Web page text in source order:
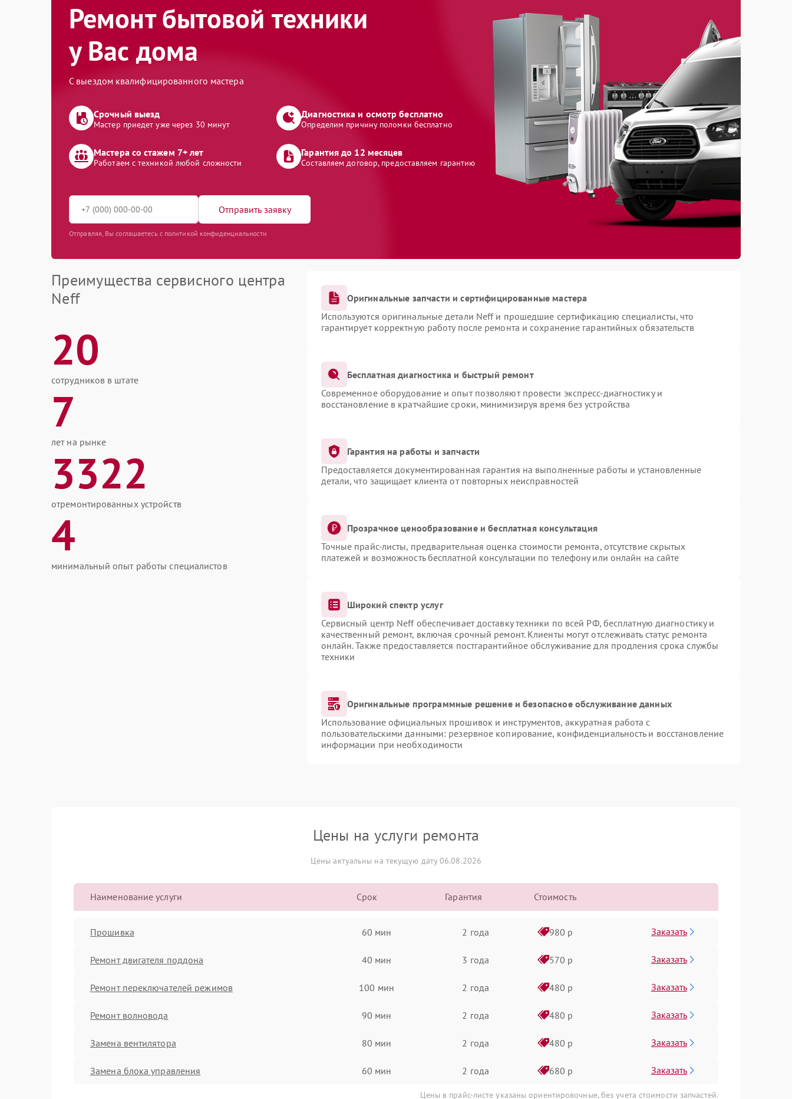
Ремонт бытовой техники
у Вас дома
С выездом квалифицированного мастера
Срочный выезд
Мастер приедет уже через 30 минут
Диагностика и осмотр бесплатно
Определим причину поломки бесплатно
Мастера со стажем 7+ лет
Работаем с техникой любой сложности
Гарантия до 12 месяцев
Составляем договор, предоставляем гарантию
Отправить заявку
Отправляя, Вы соглашаетесь с политикой конфиденциальности
Преимущества сервисного центра
Neff
20
сотрудников в штате
7
лет на рынке
3322
отремонтированных устройств
4
минимальный опыт работы специалистов
Оригинальные запчасти и сертифицированные мастера
Используются оригинальные детали Neff и прошедшие сертификацию специалисты, что
гарантирует корректную работу после ремонта и сохранение гарантийных обязательств
Бесплатная диагностика и быстрый ремонт
Современное оборудование и опыт позволяют провести экспресс-диагностику и
восстановление в кратчайшие сроки, минимизируя время без устройства
Гарантия на работы и запчасти
Предоставляется документированная гарантия на выполненные работы и установленные
детали, что защищает клиента от повторных неисправностей
Прозрачное ценообразование и бесплатная консультация
Точные прайс-листы, предварительная оценка стоимости ремонта, отсутствие скрытых
платежей и возможность бесплатной консультации по телефону или онлайн на сайте
Широкий спектр услуг
Сервисный центр Neff обеспечивает доставку техники по всей РФ, бесплатную диагностику и
качественный ремонт, включая срочный ремонт. Клиенты могут отслеживать статус ремонта
онлайн. Также предоставляется постгарантийное обслуживание для продления срока службы
техники
Оригинальные программные решение и безопасное обслуживание данных
Использование официальных прошивок и инструментов, аккуратная работа с
пользовательскими данными: резервное копирование, конфиденциальность и восстановление
информации при необходимости
Цены на услуги ремонта
Цены актуальны на текущую дату 06.08.2026
Наименование услуги Срок Гарантия Стоимость
Прошивка 60 мин 2 года 980 р Заказать
Ремонт двигателя поддона 40 мин 3 года 570 р Заказать
Ремонт переключателей режимов 100 мин 2 года 480 р Заказать
Ремонт волновода 90 мин 2 года 480 р Заказать
Замена вентилятора 80 мин 2 года 480 р Заказать
Замена блока управления 60 мин 2 года 680 р Заказать
Цены в прайс-листе указаны ориентировочные, без учета стоимости запчастей.